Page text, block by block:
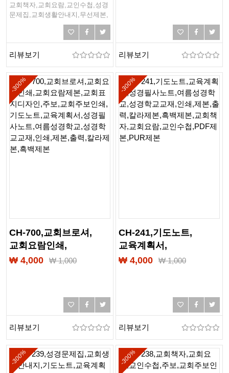
교회책자,교회요람,교인수첩,성경
문제집,교회생활안내지,무선제본,
링제본,하드커버제본,떡제본,PDF
리뷰보기 리뷰보기
-300%
CH-700,교회브로셔,
교회요람인쇄,
교회요람제본,
여름성경학교,
출력,칼라제본,흑백제본
₩ 4,000 ₩1,000
리뷰보기
-300%
CH-241,기도노트,
교육계획서,
성경필사노트,
출력,칼라제본,흑백제본,
교회책자,교회요람,
교인수첩,PDF제본,PUR제
₩ 4,000 ₩1,000
리뷰보기
-300% -300%